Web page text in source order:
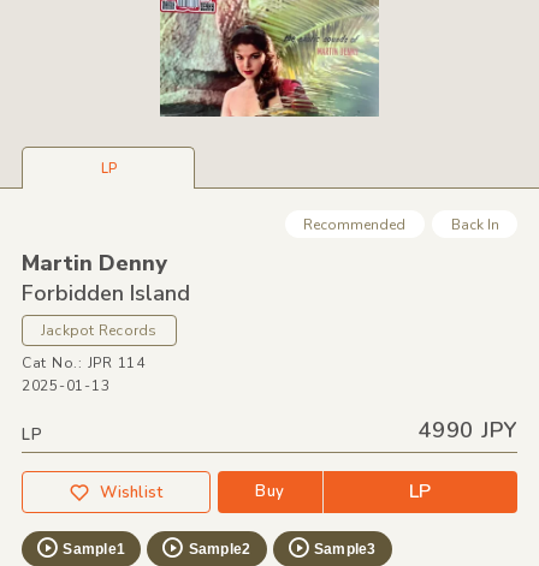
LP
Recommended Back In
Martin Denny
Forbidden Island
Jackpot Records
Cat No.: JPR 114
2025-01-13
LP 4990 JPY
Wishlist Buy LP
Sample1 Sample2 Sample3